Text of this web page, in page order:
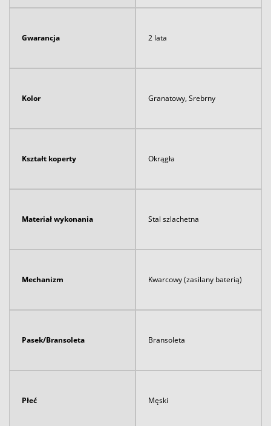
Gwarancja 2 lata
Kolor Granatowy, Srebrny
Kształt koperty Okrągła
Materiał wykonania Stal szlachetna
Mechanizm Kwarcowy (zasilany baterią)
Pasek/Bransoleta Bransoleta
Płeć Męski